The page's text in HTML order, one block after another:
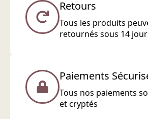
Retours
Tous les produits
retournés sous 14
Paiements
Tous nos paiements
et cryptés